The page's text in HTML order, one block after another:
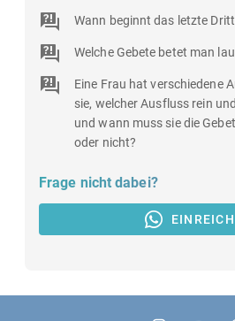
Wann beginnt das letzte
Welche Gebete betet man
Eine Frau hat verschiedene
sie, welcher Ausfluss rein
und wann muss sie die
oder nicht?
Frage nicht dabei?